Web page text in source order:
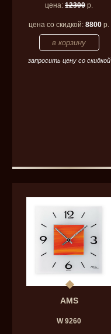
цена:12300 р.
цена со скидкой:8800 р.
запросить цену со скидкой
AMS
W 9260